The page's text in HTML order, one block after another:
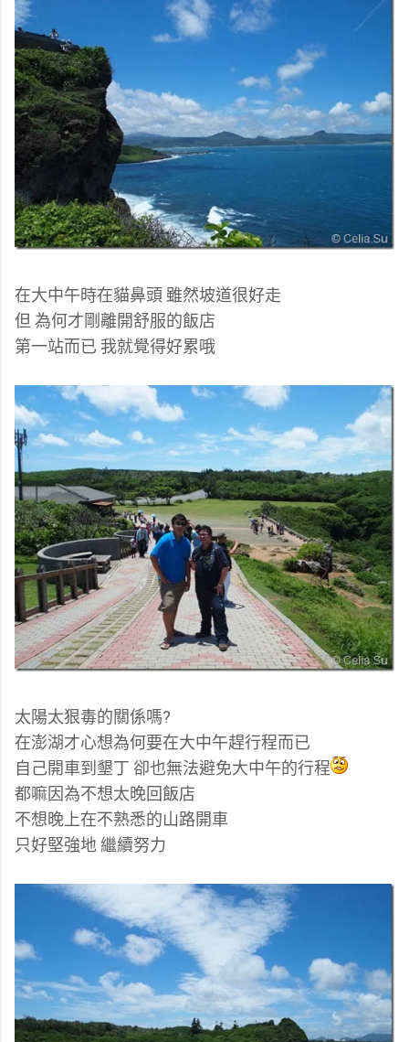
在大中午時在貓鼻頭 雖然坡道很好走
但 為何才剛離開舒服的飯店
第一站而已 我就覺得好累哦
太陽太狠毒的關係嗎?
在澎湖才心想為何要在大中午趕行程而已
自己開車到墾丁 卻也無法避免大中午的行程
都嘛因為不想太晚回飯店
不想晚上在不熟悉的山路開車
只好堅強地 繼續努力